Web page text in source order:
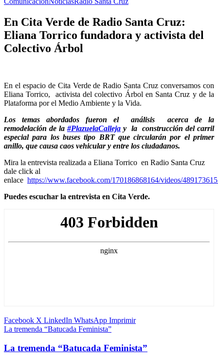
En Cita Verde de Radio Santa Cruz:
Eliana Torrico fundadora y activista del
Colectivo Árbol
En el espacio de Cita Verde de Radio Santa Cruz conversamos con
Eliana Torrico, activista del colectivo Árbol en Santa Cruz y de la
Plataforma por el Medio Ambiente y la Vida.
Los temas abordados fueron el análisis acerca de la
remodelación de la #PlazuelaCalleja y la construcción del carril
especial para los buses tipo BRT que circularán por el primer
anillo, que causa caos vehicular y entre los ciudadanos.
Mira la entrevista realizada a Eliana Torrico en Radio Santa Cruz
dale click al
enlace https://www.facebook.com/170186868164/videos/
Puedes escuchar la entrevista en Cita Verde.
Facebook X LinkedIn WhatsApp Imprimir
La tremenda “Batucada Feminista”
La tremenda “Batucada Feminista”